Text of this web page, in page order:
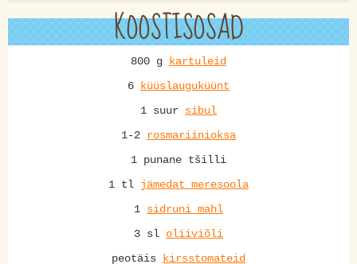
KOOSTISOSAD
800 g
kartuleid
6
küüslauguküünt
1 suur sibul
1-2 rosmariinioksa
1 punane tšilli
1 tl jämedat meresoola
1 sidruni mahl
3 sl oliiviõli
peotäis
kirsstomateid